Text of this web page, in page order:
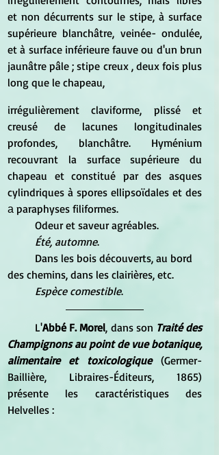
et non décurrents sur le stipe, à surface
supérieure blanchâtre, veinée- ondulée,
et à surface inférieure fauve ou d'un brun
jaunâtre pâle ; stipe creux , deux fois plus
long que le chapeau,
irrégulièrement claviforme, plissé et
creusé de lacunes longitudinales
profondes, blanchâtre. Hyménium
recouvrant la surface supérieure du
chapeau et constitué par des asques
cylindriques à spores ellipsoïdales et des
а paraphyses filiformes.
	Odeur et saveur agréables.
Été, automne.
des chemins, dans les clairières, etc.
Espèce comestible.
L'Abbé F. Morel, dans son Traité des
Champignons au point de vue botanique,
alimentaire et toxicologique (Germer-
Baillière, Libraires-Éditeurs, 1865)
présente les caractéristiques des
Helvelles :